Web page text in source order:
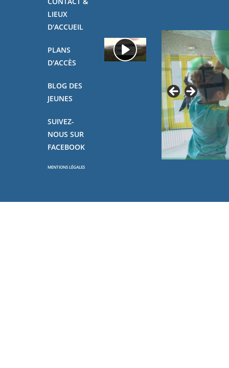
LIEUX
D'ACCUEIL
PLANS
D'ACCÈS
BLOG DES
JEUNES
SUIVEZ-
NOUS SUR
FACEBOOK
MENTIONS LÉGALES